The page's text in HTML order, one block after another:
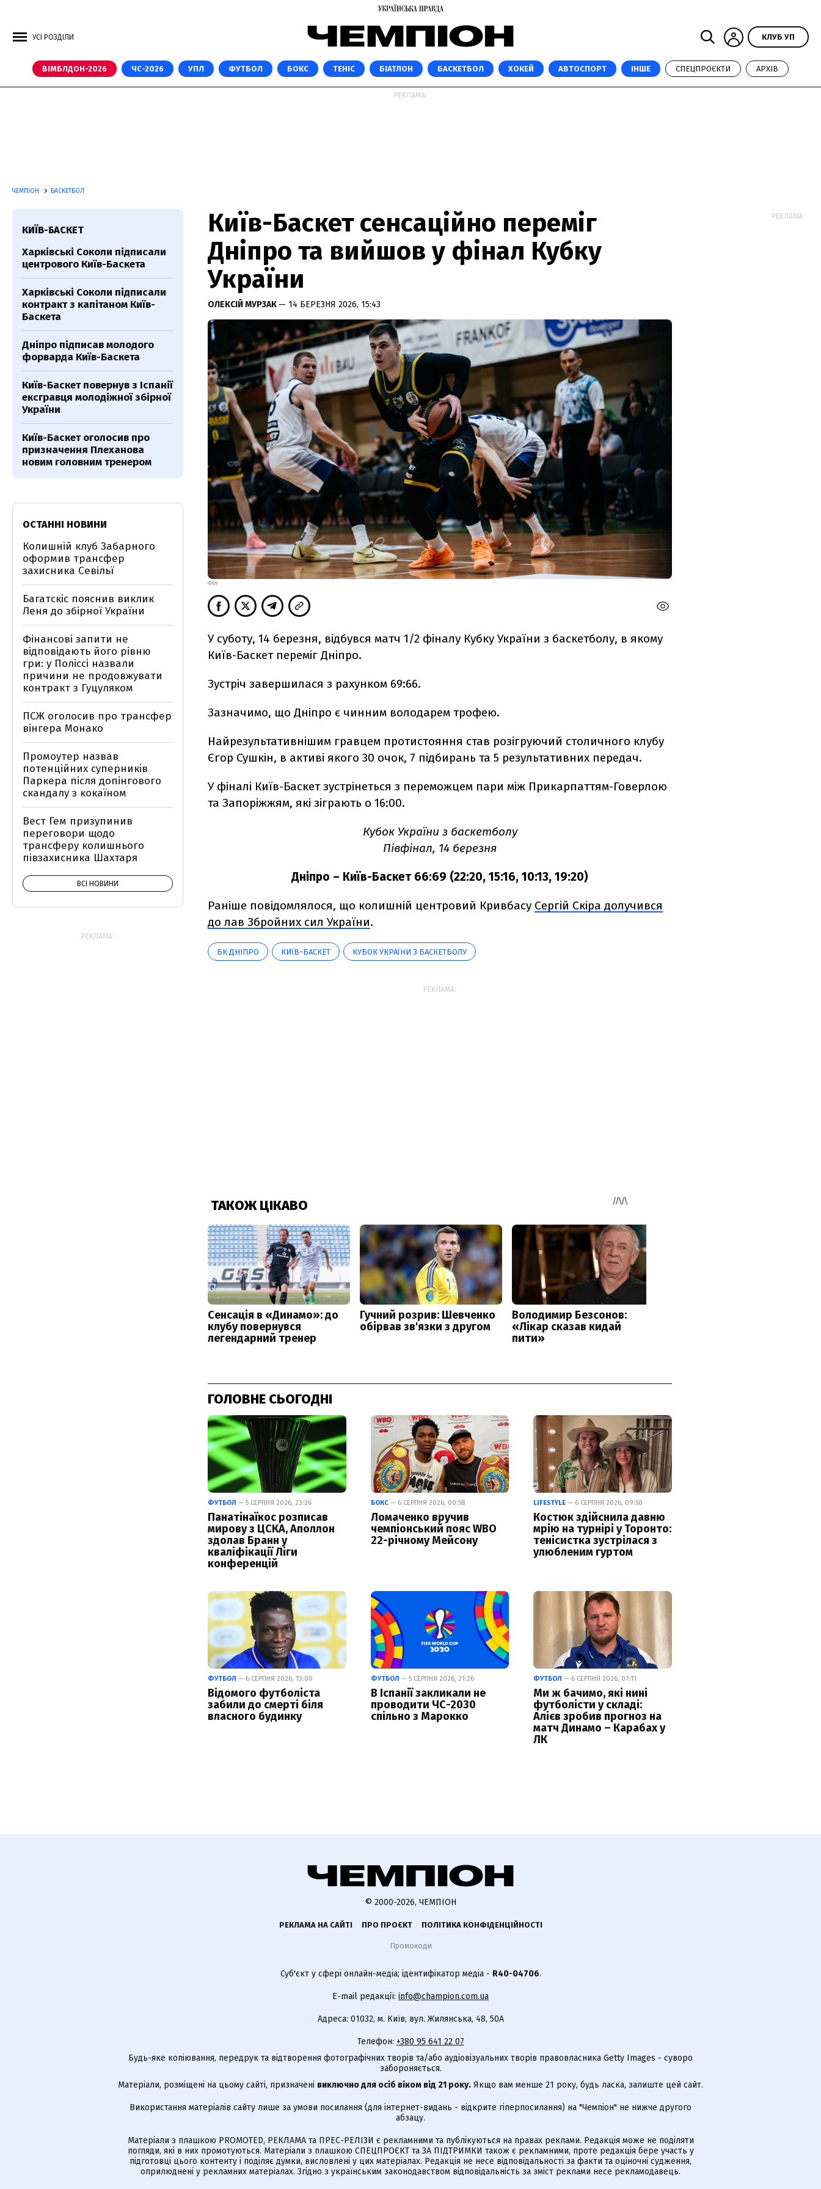
УСІ РОЗДІЛИ КЛУБ УП
ВІМБЛДОН-2026 ЧС-2026 УПЛ ФУТБОЛ БОКС ТЕНІС БІАТЛОН БАСКЕТБОЛ ХОКЕЙ АВТОСПОРТ ІНШЕ СПЕЦПРОЄКТИ АРХІВ
РЕКЛАМА:
ЧЕМПІОН БАСКЕТБОЛ
Київ-Баскет сенсаційно переміг
Дніпро та вийшов у фінал Кубку
України
ОЛЕКСІЙ МУРЗАК — 14 БЕРЕЗНЯ 2026, 15:43
ФБУ
У суботу, 14 березня, відбувся матч 1/2 фіналу Кубку України з баскетболу, в якому
Київ-Баскет переміг Дніпро.
Зустріч завершилася з рахунком 69:66.
Зазначимо, що Дніпро є чинним володарем трофею.
Найрезультативнішим гравцем протистояння став розігруючий столичного клубу
Єгор Сушкін, в активі якого 30 очок, 7 підбирань та 5 результативних передач.
У фіналі Київ-Баскет зустрінеться з переможцем пари між Прикарпаттям-Говерлою
та Запоріжжям, які зіграють о 16:00.
Кубок України з баскетболу
Півфінал, 14 березня
Дніпро – Київ-Баскет 66:69 (22:20, 15:16, 10:13, 19:20)
Раніше повідомлялося, що колишній центровий Кривбасу Сергій Скіра долучився
до лав Збройних сил України.
БК ДНІПРО КИЇВ-БАСКЕТ КУБОК УКРАЇНИ З БАСКЕТБОЛУ
РЕКЛАМА:
ГОЛОВНЕ СЬОГОДНІ
ФУТБОЛ — 5 СЕРПНЯ 2026, 23:26
Панатінаїкос розписав
мирову з ЦСКА, Аполлон
здолав Бранн у
кваліфікації Ліги
конференцій
БОКС— 6 СЕРПНЯ 2026, 00:58
Ломаченко вручив
чемпіонський пояс WBO
22-річному Мейсону
LIFESTYLE — 6 СЕРПНЯ 2026, 09:50
Костюк здійснила давню
мрію на турнірі у Торонто:
тенісистка зустрілася з
улюбленим гуртом
ФУТБОЛ — 6 СЕРПНЯ 2026, 13:00
Відомого футболіста
забили до смерті біля
власного будинку
ФУТБОЛ — 5 СЕРПНЯ 2026, 21:26
В Іспанії закликали не
проводити ЧС-2030
спільно з Марокко
ФУТБОЛ — 6 СЕРПНЯ 2026, 07:11
Ми ж бачимо, які нині
футболісти у складі:
Алієв зробив прогноз на
матч Динамо – Карабах у
ЛК
КИЇВ-БАСКЕТ
Харківські Соколи підписали
центрового Київ-Баскета
Харківські Соколи підписали
контракт з капітаном Київ-
Баскета
Дніпро підписав молодого
форварда Київ-Баскета
Київ-Баскет повернув з Іспанії
ексгравця молодіжної збірної
України
Київ-Баскет оголосив про
призначення Плеханова
новим головним тренером
ОСТАННІ НОВИНИ
Колишній клуб Забарного
оформив трансфер
захисника Севільї
Багатскіс пояснив виклик
Леня до збірної України
Фінансові запити не
відповідають його рівню
гри: у Поліссі назвали
причини не продовжувати
контракт з Гуцуляком
ПСЖ оголосив про трансфер
вінгера Монако
Промоутер назвав
потенційних суперників
Паркера після допінгового
скандалу з кокаїном
Вест Гем призупинив
переговори щодо
трансферу колишнього
півзахисника Шахтаря
ВСІ НОВИНИ
РЕКЛАМА:
РЕКЛАМА:
© 2000-2026, ЧЕМПІОН
РЕКЛАМА НА САЙТІ ПРО ПРОЄКТ ПОЛІТИКА КОНФІДЕНЦІЙНОСТІ
Промокоди
Суб'єкт у сфері онлайн-медіа; ідентифікатор медіа - R40-04706.
E-mail редакції: info@champion.com.ua
Адреса: 01032, м. Київ, вул. Жилянська, 48, 50А
Телефон: +380 95 641 22 07
Будь-яке копіювання, передрук та відтворення фотографічних творів та/або аудіовізуальних творів правовласника Getty Images - суворо
забороняється.
Матеріали, розміщені на цьому сайті, призначені виключно для осіб віком від 21 року. Якщо вам менше 21 року, будь ласка, залиште цей сайт.
Використання матеріалів сайту лише за умови посилання (для інтернет-видань - відкрите гіперпосилання) на "Чемпіон" не нижче другого
абзацу.
Матеріали з плашкою PROMOTED, РЕКЛАМА та ПРЕС-РЕЛІЗИ є рекламними та публікуються на правах реклами. Редакція може не поділяти
погляди, які в них промотуються. Матеріали з плашкою СПЕЦПРОЄКТ та ЗА ПІДТРИМКИ також є рекламними, проте редакція бере участь у
підготовці цього контенту і поділяє думки, висловлені у цих матеріалах. Редакція не несе відповідальності за факти та оціночні судження,
оприлюднені у рекламних матеріалах. Згідно з українським законодавством відповідальність за зміст реклами несе рекламодавець.